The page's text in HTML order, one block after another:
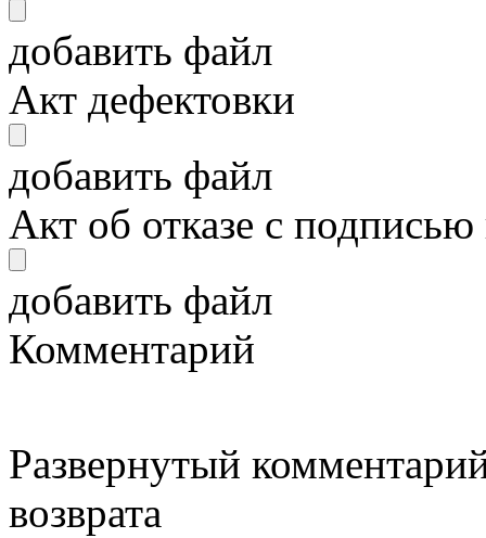
добавить файл
Акт дефектовки
добавить файл
Акт об отказе с
добавить файл
Комментарий
Развернутый
возврата